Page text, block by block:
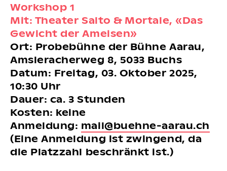
Workshop 1
Mit: Theater Salto & Mortale, «Das
Gewicht der Ameisen»
Ort: Probebühne der Bühne Aarau,
Amsleracherweg 8, 5033 Buchs
Datum: Freitag, 03. Oktober 2025,
10:30 Uhr
Dauer: ca. 3 Stunden
Kosten: keine
Anmeldung: mail@buehne-aarau.ch
(Eine Anmeldung ist zwingend, da
die Platzzahl beschränkt ist.)